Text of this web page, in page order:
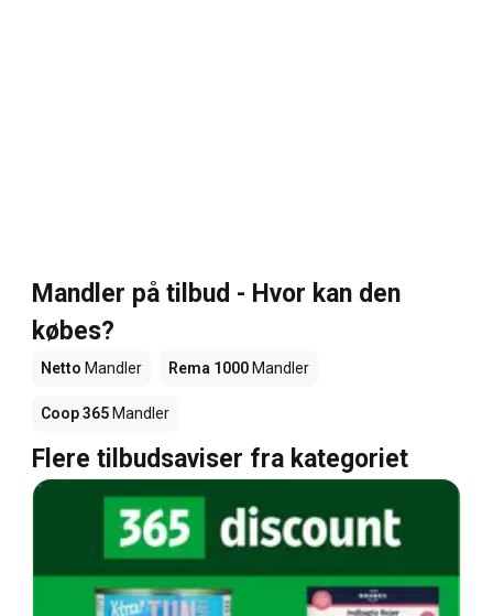
Mandler på tilbud - Hvor kan den
købes?
Netto Mandler Rema 1000Mandler
Coop 365Mandler
Flere tilbudsaviser fra kategoriet